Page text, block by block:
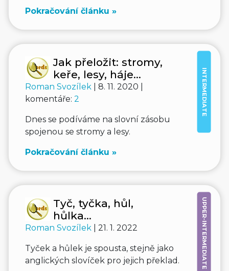
Pokračování článku »
INTERMEDIATE
Jak přeložit: stromy,
keře, lesy, háje...
Roman Svozílek
| 8. 11. 2020 |
komentáře: 2
Dnes se podíváme na slovní zásobu
spojenou se stromy a lesy.
Pokračování článku »
UPPER-INTERMEDIATE
Tyč, tyčka, hůl,
hůlka...
Roman Svozílek | 21. 1. 2022
Tyček a hůlek je spousta, stejně jako
anglických slovíček pro jejich překlad.